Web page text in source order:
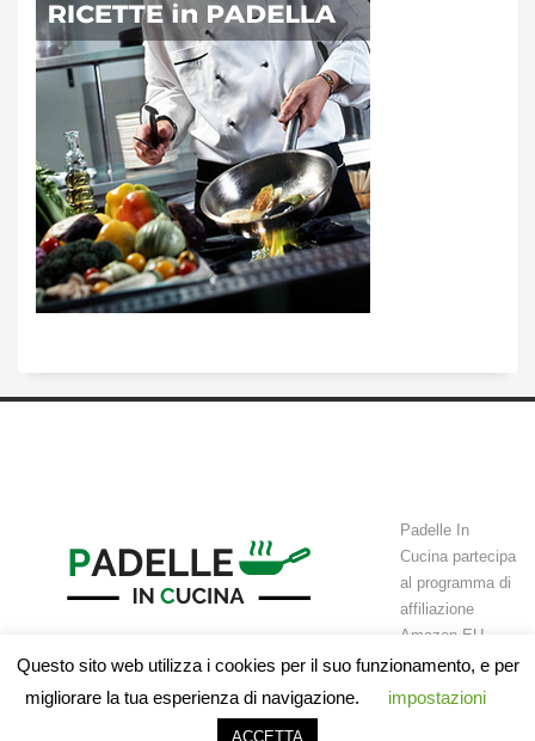
Padelle In
Cucina partecipa
al programma di
affiliazione
Amazon EU
Associates Programme, un programma di affiliazione che permette a
siti web di guadagnare attraverso commissioni tramite l’advertising e il
Questo sito web utilizza i cookies per il suo funzionamento, e per
migliorare la tua esperienza di navigazione.
impostazioni
ACCETTA